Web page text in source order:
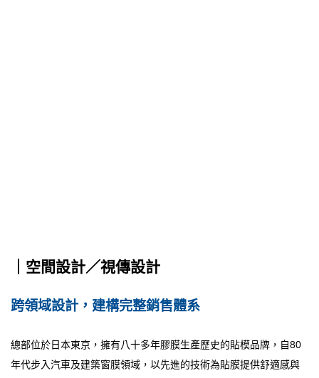
｜空間設計／視傳設計
跨領域設計，建構完整銷售體系
總部位於日本東京，擁有八十多年膠膜生產歷史的貼模品牌，自80
年代步入汽車及建築窗膜領域，以先進的技術為貼膜提供舒適感與